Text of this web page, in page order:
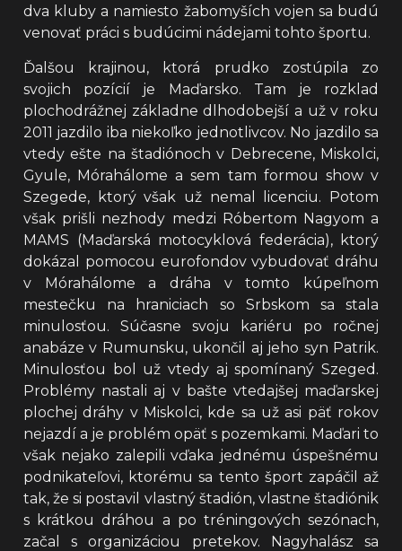
dva kluby a namiesto žabomyších vojen sa budú
venovať práci s budúcimi nádejami tohto športu.
Ďalšou krajinou, ktorá prudko zostúpila zo
svojich pozícií je Maďarsko. Tam je rozklad
plochodrážnej základne dlhodobejší a už v roku
2011 jazdilo iba niekoľko jednotlivcov. No jazdilo sa
vtedy ešte na štadiónoch v Debrecene, Miskolci,
Gyule, Mórahálome a sem tam formou show v
Szegede, ktorý však už nemal licenciu. Potom
však prišli nezhody medzi Róbertom Nagyom a
MAMS (Maďarská motocyklová federácia), ktorý
dokázal pomocou eurofondov vybudovať dráhu
v Mórahálome a dráha v tomto kúpeľnom
mestečku na hraniciach so Srbskom sa stala
minulosťou. Súčasne svoju kariéru po ročnej
anabáze v Rumunsku, ukončil aj jeho syn Patrik.
Minulosťou bol už vtedy aj spomínaný Szeged.
Problémy nastali aj v bašte vtedajšej maďarskej
plochej dráhy v Miskolci, kde sa už asi päť rokov
nejazdí a je problém opäť s pozemkami. Maďari to
však nejako zalepili vďaka jednému úspešnému
podnikateľovi, ktorému sa tento šport zapáčil až
tak, že si postavil vlastný štadión, vlastne štadiónik
s krátkou dráhou a po tréningových sezónach,
začal s organizáciou pretekov. Nagyhalász sa